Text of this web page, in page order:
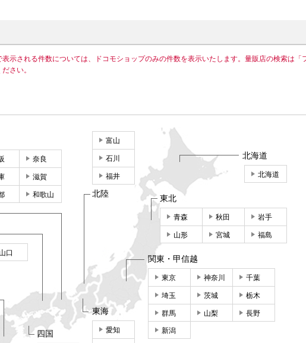
表示される件数については、ドコモショップのみの件数を表示いたします。量販店の検索は「
さい。
北海道
北海道
東北
青森 秋田 岩手
山形 宮城 福島
関東・甲信越
東京 神奈川 千葉
埼玉 茨城 栃木
群馬 山梨 長野
新潟
東海
愛知
富山
石川
福井
北陸
奈良
滋賀
和歌山
山口
四国